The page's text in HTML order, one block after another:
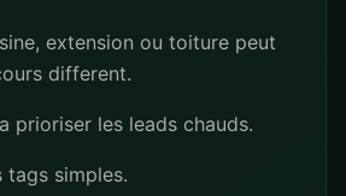
extension ou toiture peut
different.
prioriser les leads chauds.
tags simples.